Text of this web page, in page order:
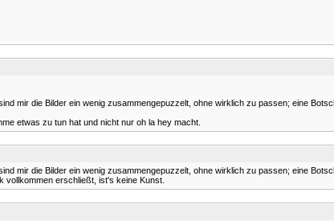
mir die Bilder ein wenig zusammengepuzzelt, ohne wirklich zu passen; eine
etwas zu tun hat und nicht nur oh la hey macht.
mir die Bilder ein wenig zusammengepuzzelt, ohne wirklich zu passen; eine
vollkommen erschließt, ist's keine Kunst.